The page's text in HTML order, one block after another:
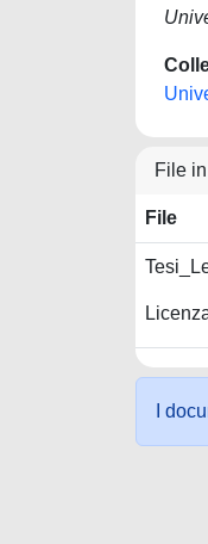
File
File
I